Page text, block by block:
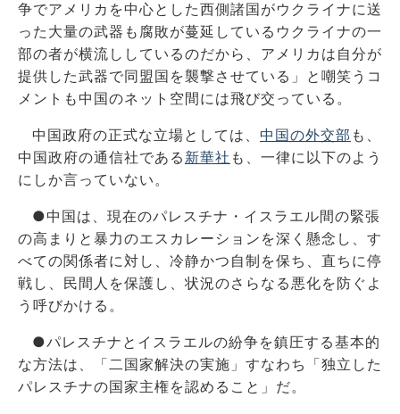
争でアメリカを中心とした西側諸国がウクライナに送
った大量の武器も腐敗が蔓延しているウクライナの一
部の者が横流ししているのだから、アメリカは自分が
提供した武器で同盟国を襲撃させている」と嘲笑うコ
メントも中国のネット空間には飛び交っている。
中国政府の正式な立場としては、 中国の外交部 も、
中国政府の通信社である 新華社 も、一律に以下のよう
にしか言っていない。
●中国は、現在のパレスチナ・イスラエル間の緊張
の高まりと暴力のエスカレーションを深く懸念し、す
べての関係者に対し、冷静かつ自制を保ち、直ちに停
戦し、民間人を保護し、状況のさらなる悪化を防ぐよ
う呼びかける。
●パレスチナとイスラエルの紛争を鎮圧する基本的
な方法は、「 二国家解決の実施」すなわち「独立した
パレスチナの国家主権を認めること」だ。